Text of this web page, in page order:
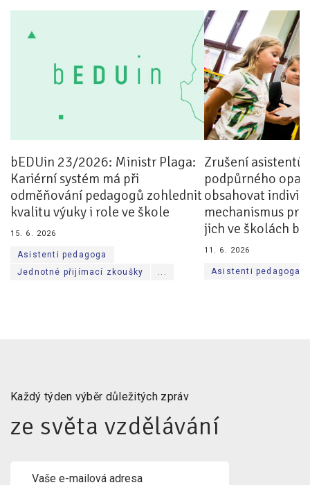
Pro zřizovatele
Konference Lepší škola
Kápézetka - průvodce pro zřizovatele
O nás
O nás
Partneři a dárci
Kontakty
bEDUin 23/2026: Ministr Plaga:
Kariérní systém má při
odměňování pedagogů zohlednit
kvalitu výuky i role ve škole
15. 6. 2026
Asistenti pedagoga
Jednotné přijímací zkoušky
...
Zrušení asistentů
podpůrného
obsahovat
mechanismus
jich ve školách
11. 6. 2026
Asistenti pedagoga
Každý týden výběr důležitých zpráv
ze světa vzdělávání